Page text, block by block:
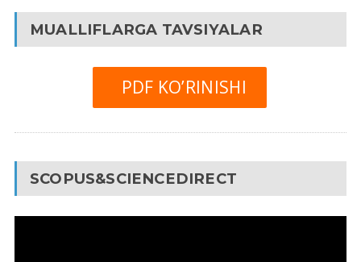
MUALLIFLARGA TAVSIYALAR
PDF KO’RINISHI
SCOPUS&SCIENCEDIRECT